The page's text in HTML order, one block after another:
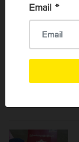
Email *